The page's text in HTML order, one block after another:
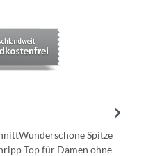
Spitze
Top für Damen ohne